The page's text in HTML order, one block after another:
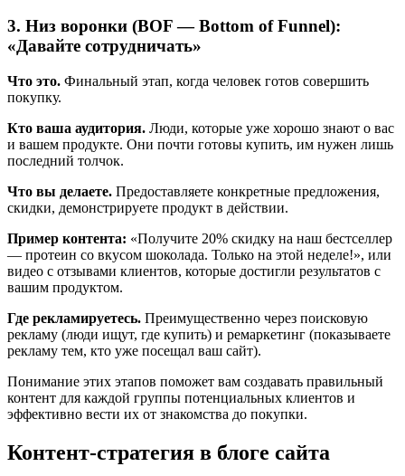
3. Низ воронки (BOF — Bottom of Funnel):
«Давайте сотрудничать»
Что это. Финальный этап, когда человек готов совершить
покупку.
Кто ваша аудитория. Люди, которые уже хорошо знают о вас
и вашем продукте. Они почти готовы купить, им нужен лишь
последний толчок.
Что вы делаете. Предоставляете конкретные предложения,
скидки, демонстрируете продукт в действии.
Пример контента: «Получите 20% скидку на наш бестселлер
— протеин со вкусом шоколада. Только на этой неделе!», или
видео с отзывами клиентов, которые достигли результатов с
вашим продуктом.
Где рекламируетесь. Преимущественно через поисковую
рекламу (люди ищут, где купить) и ремаркетинг (показываете
рекламу тем, кто уже посещал ваш сайт).
Понимание этих этапов поможет вам создавать правильный
контент для каждой группы потенциальных клиентов и
эффективно вести их от знакомства до покупки.
Контент-стратегия в блоге сайта